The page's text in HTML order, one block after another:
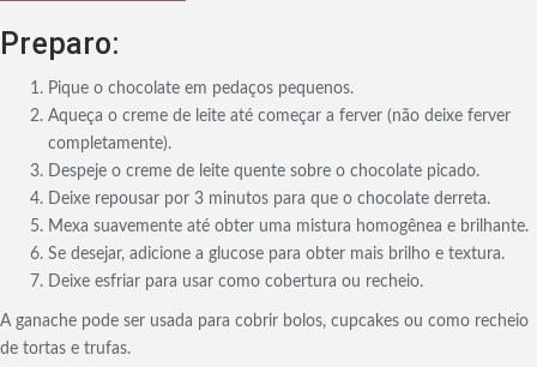
Preparo:
Pique o chocolate em pedaços pequenos.
Aqueça o creme de leite até começar a ferver (não deixe ferver
completamente).
Despeje o creme de leite quente sobre o chocolate picado.
Deixe repousar por 3 minutos para que o chocolate derreta.
Mexa suavemente até obter uma mistura homogênea e brilhante.
Se desejar, adicione a glucose para obter mais brilho e textura.
Deixe esfriar para usar como cobertura ou recheio.
A ganache pode ser usada para cobrir bolos, cupcakes ou como recheio
de tortas e trufas.